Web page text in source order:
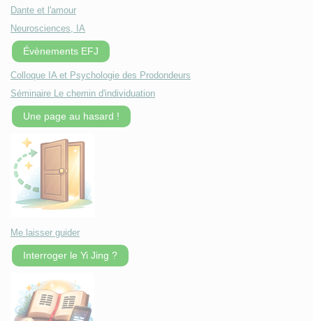
Dante et l'amour
Neurosciences, IA
Évènements EFJ
Colloque IA et Psychologie des Prodondeurs
Séminaire Le chemin d'individuation
Une page au hasard !
Me laisser guider
Interroger le Yi Jing ?